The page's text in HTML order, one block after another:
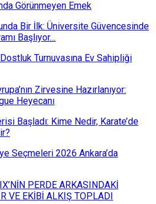
Görünmeyen Emek
Bir İlk: Üniversite Güvencesinde
Başlıyor…
Turnuvasına Ev Sahipliği
Zirvesine Hazırlanıyor:
Heyecanı
Başladı: Kime Nedir, Karate’de
Seçmeleri 2026 Ankara’da
PERDE ARKASINDAKİ
VE EKİBİ ALKIŞ TOPLADI